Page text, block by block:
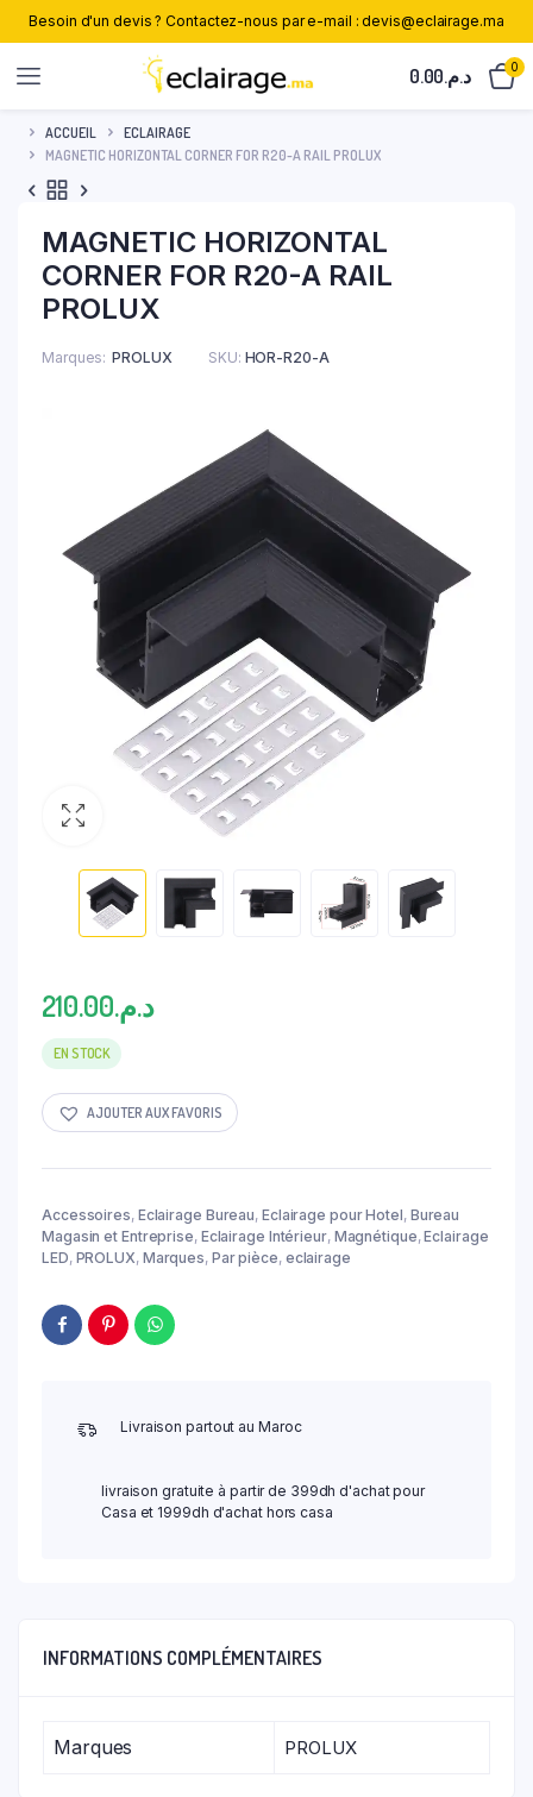
Besoin d'un devis ? Contactez-nous par e-mail : devis@eclairage.ma
د.م.0.00 0
ACCUEIL
ECLAIRAGE
MAGNETIC HORIZONTAL CORNER FOR R20-A RAIL PROLUX
MAGNETIC HORIZONTAL
CORNER FOR R20-A RAIL
PROLUX
Marques PROLUX SKU: HOR-R20-A
د.م.210.00
EN STOCK
AJOUTER AUX FAVORIS
Accessoires, Eclairage Bureau, Eclairage pour Hotel, Bureau
Magasin et Entreprise, Eclairage Intérieur, Magnétique,Eclairage
LED, PROLUX, Marques, Par pièce, eclairage
Livraison partout au Maroc
livraison gratuite à partir de 399dh d'achat pour
Casa et 1999dh d'achat hors casa
INFORMATIONS COMPLÉMENTAIRES
Marques PROLUX